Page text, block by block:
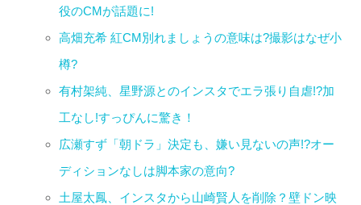
役のCMが話題に!
高畑充希 紅CM別れましょうの意味は?撮影はなぜ小
樽?
有村架純、星野源とのインスタでエラ張り自虐!?加
工なし!すっぴんに驚き！
広瀬すず「朝ドラ」決定も、嫌い見ないの声!?オー
ディションなしは脚本家の意向?
土屋太鳳、インスタから山崎賢人を削除？壁ドン映